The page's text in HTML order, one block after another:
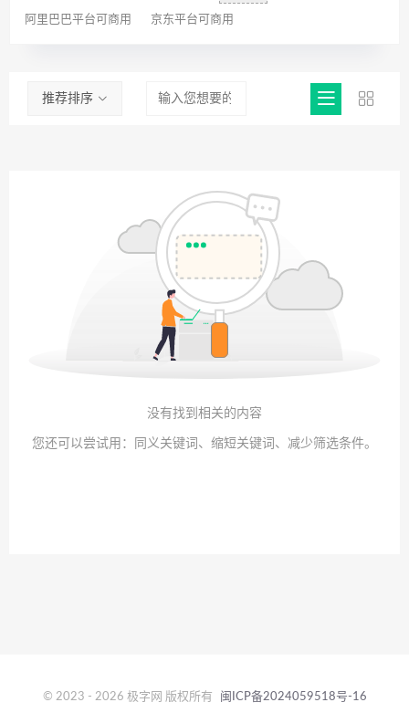
阿里巴巴平台可商用 京东平台可商用
推荐排序
没有找到相关的内容
您还可以尝试用：同义关键词、缩短关键词、减少筛选条件。
© 2023 - 2026 极字网 版权所有 闽ICP备2024059518号-16